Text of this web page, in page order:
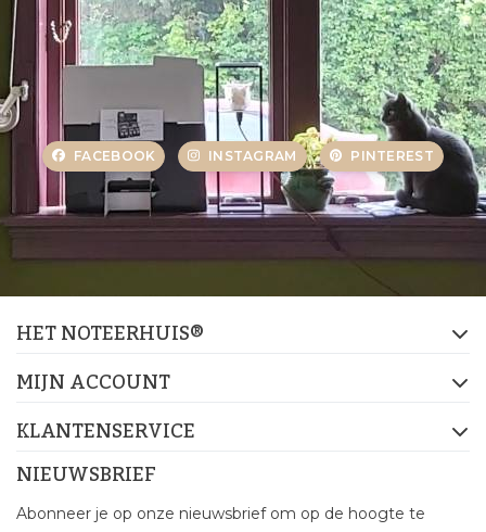
FACEBOOK INSTAGRAM PINTEREST
HET NOTEERHUIS®
MIJN ACCOUNT
KLANTENSERVICE
NIEUWSBRIEF
Abonneer je op onze nieuwsbrief om op de hoogte te